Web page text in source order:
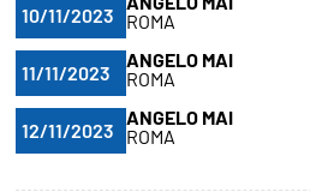
10/11/2023
ROMA
11/11/2023
ANGELO MAI
ROMA
12/11/2023
ANGELO MAI
ROMA